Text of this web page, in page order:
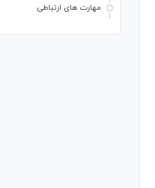
مهارت های ارتباطی